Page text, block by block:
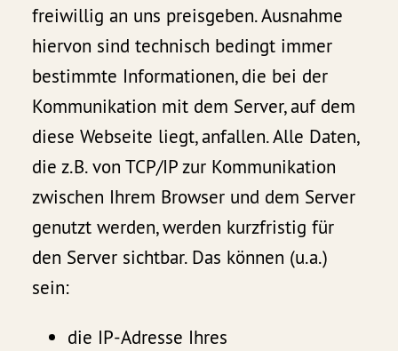
freiwillig an uns preisgeben. Ausnahme
hiervon sind technisch bedingt immer
bestimmte Informationen, die bei der
Kommunikation mit dem Server, auf dem
diese Webseite liegt, anfallen. Alle Daten,
die z.B. von TCP/IP zur Kommunikation
zwischen Ihrem Browser und dem Server
genutzt werden, werden kurzfristig für
den Server sichtbar. Das können (u.a.)
sein:
die IP-Adresse Ihres